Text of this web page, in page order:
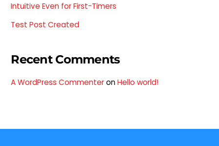
Intuitive Even for First-Timers
Test Post Created
Recent Comments
A WordPress CommenteronHello world!